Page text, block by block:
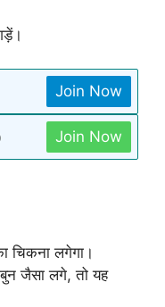
Join Now
Join Now
चिकना लगेगा।
जैसा लगे, तो यह